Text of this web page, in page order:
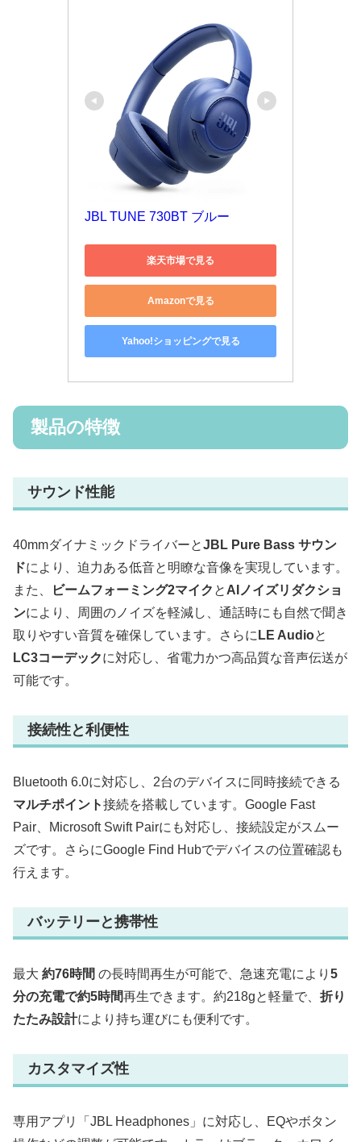
JBL TUNE 730BT ブルー
楽天市場で見る
Amazonで見る
Yahoo!ショッピングで見る
製品の特徴
サウンド性能
40mmダイナミックドライバーとJBL Pure Bass サウン
ドにより、迫力ある低音と明瞭な音像を実現しています。
また、
ビームフォーミング2マイク と AIノイズリダクショ
ンにより、周囲のノイズを軽減し、通話時にも自然で聞き
取りやすい音質を確保しています。さらに LE Audioと
LC3コーデックに対応し、省電力かつ高品質な音声伝送が
可能です。
接続性と利便性
Bluetooth 6.0に対応し、2台のデバイスに同時接続できる
マルチポイント接続を搭載しています。Google Fast
Pair、Microsoft Swift Pairにも対応し、接続設定がスムー
ズです。さらにGoogle Find Hubでデバイスの位置確認も
行えます。
バッテリーと携帯性
最大 約76時間 の長時間再生が可能で、急速充電により 5
分の充電で約5時間再生できます。約218gと軽量で、 折り
たたみ設計により持ち運びにも便利です。
カスタマイズ性
専用アプリ「JBL Headphones」に対応し、EQやボタン